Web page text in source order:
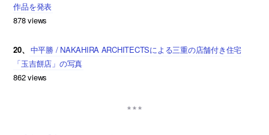
作品を発表
878 views
20、 中平勝 / NAKAHIRA ARCHITECTSによる三重の店舗付き住宅
「玉吉餅店」の写真
862 views